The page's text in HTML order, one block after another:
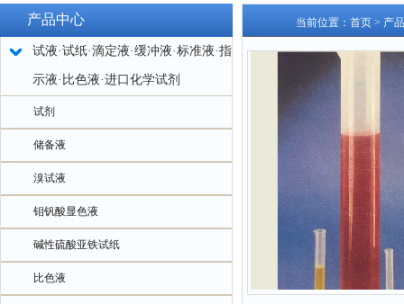
产品中心
试液·试纸·滴定液·缓冲液·标准液·指
示液·比色液·进口化学试剂
试剂
储备液
溴试液
钼钒酸显色液
碱性硫酸亚铁试纸
比色液
当前位置： 首页 > 产